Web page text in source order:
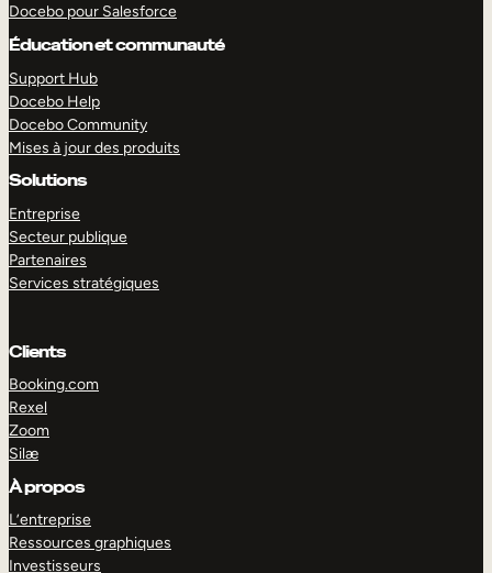
Docebo pour Salesforce
Éducation et communauté
Support Hub
Docebo Help
Docebo Community
Mises à jour des produits
Solutions
Entreprise
Secteur publique
Partenaires
Services stratégiques
Clients
Booking.com
Rexel
Zoom
Silæ
À propos
L’entreprise
Ressources graphiques
Investisseurs